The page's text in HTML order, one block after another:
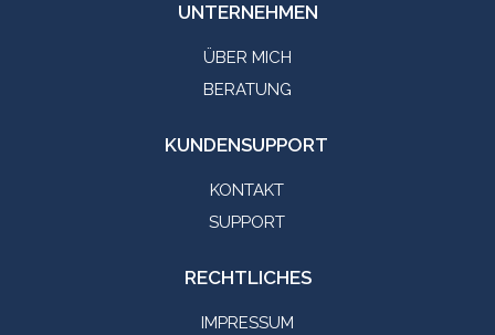
UNTERNEHMEN
ÜBER MICH
BERATUNG
KUNDENSUPPORT
KONTAKT
SUPPORT
RECHTLICHES
IMPRESSUM